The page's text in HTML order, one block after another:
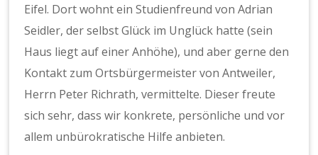
Eifel. Dort wohnt ein Studienfreund von Adrian
Seidler, der selbst Glück im Unglück hatte (sein
Haus liegt auf einer Anhöhe), und aber gerne den
Kontakt zum Ortsbürgermeister von Antweiler,
Herrn Peter Richrath, vermittelte. Dieser freute
sich sehr, dass wir konkrete, persönliche und vor
allem unbürokratische Hilfe anbieten.